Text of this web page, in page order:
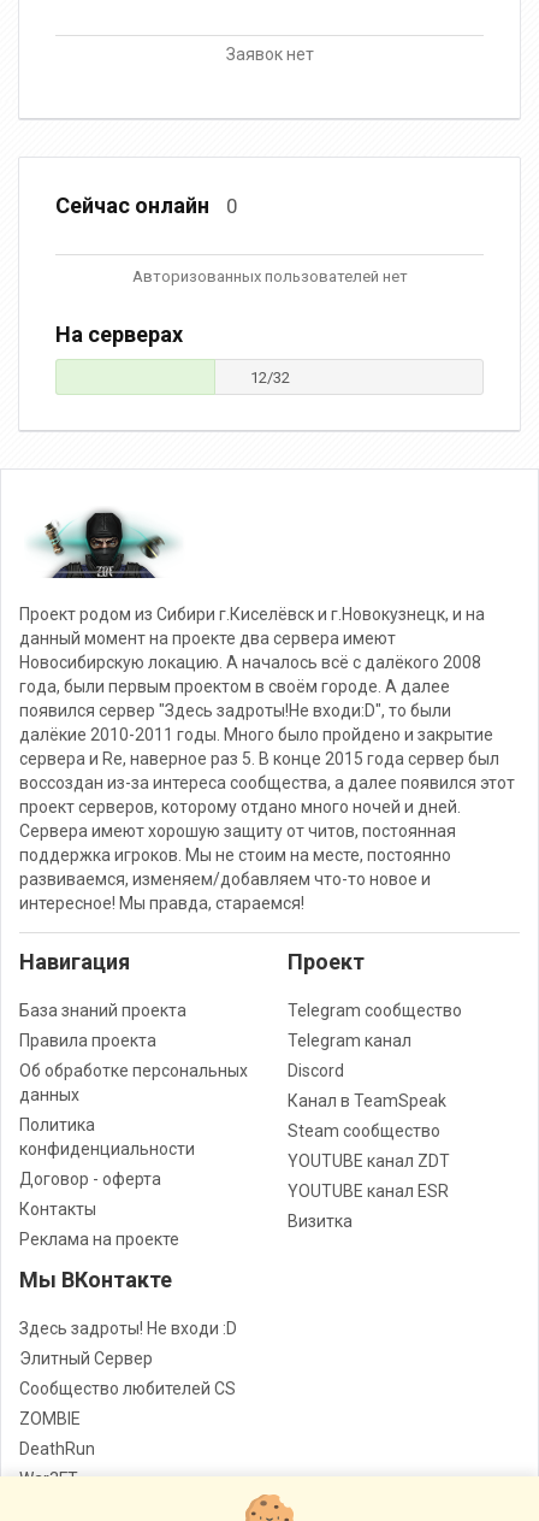
Заявок нет
Сейчас онлайн 0
Авторизованных пользователей нет
На серверах
12/32
Проект родом из Сибири г.Киселёвск и г.Новокузнецк, и на
данный момент на проекте два сервера имеют
Новосибирскую локацию. А началось всё с далёкого 2008
года, были первым проектом в своём городе. А далее
появился сервер "Здесь задроты!Не входи:D", то были
далёкие 2010-2011 годы. Много было пройдено и закрытие
сервера и Re, наверное раз 5. В конце 2015 года сервер был
воссоздан из-за интереса сообщества, а далее появился этот
проект серверов, которому отдано много ночей и дней.
Сервера имеют хорошую защиту от читов, постоянная
поддержка игроков. Мы не стоим на месте, постоянно
развиваемся, изменяем/добавляем что-то новое и
интересное! Мы правда, стараемся!
Навигация
База знаний проекта
Правила проекта
Об обработке персональных
данных
Политика
конфиденциальности
Договор - оферта
Контакты
Реклама на проекте
Проект
Telegram сообщество
Telegram канал
Discord
Канал в TeamSpeak
Steam сообщество
YOUTUBE канал ZDT
YOUTUBE канал ESR
Визитка
Мы ВКонтакте
Здесь задроты! Не входи :D
Элитный Сервер
Сообщество любителей CS
ZOMBIE
DeathRun
War3FT